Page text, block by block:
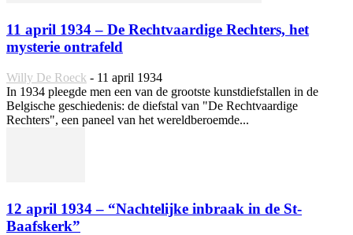
11 april 1934 – De Rechtvaardige Rechters, het
mysterie ontrafeld
Willy De Roeck - 11 april 1934
In 1934 pleegde men een van de grootste kunstdiefstallen in de
Belgische geschiedenis: de diefstal van "De Rechtvaardige
Rechters", een paneel van het wereldberoemde...
12 april 1934 – “Nachtelijke inbraak in de St-
Baafskerk”